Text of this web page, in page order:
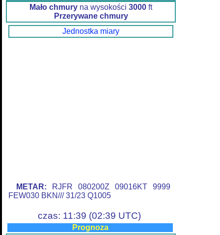
Mało chmury na wysokości 3000 ft
Przerywane chmury
Jednostka miary
METAR: RJFR 080200Z 09016KT 9999
FEW030 BKN/// 31/23 Q1005
czas: 11:39 (02:39 UTC)
Prognoza